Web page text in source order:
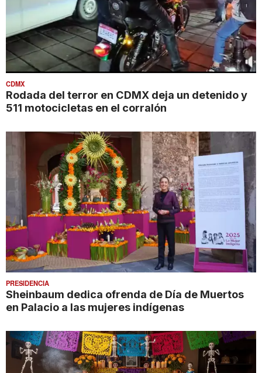
CDMX
Rodada del terror en CDMX deja un detenido y
511 motocicletas en el corralón
PRESIDENCIA
Sheinbaum dedica ofrenda de Día de Muertos
en Palacio a las mujeres indígenas